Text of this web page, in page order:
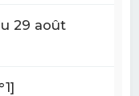
29 août